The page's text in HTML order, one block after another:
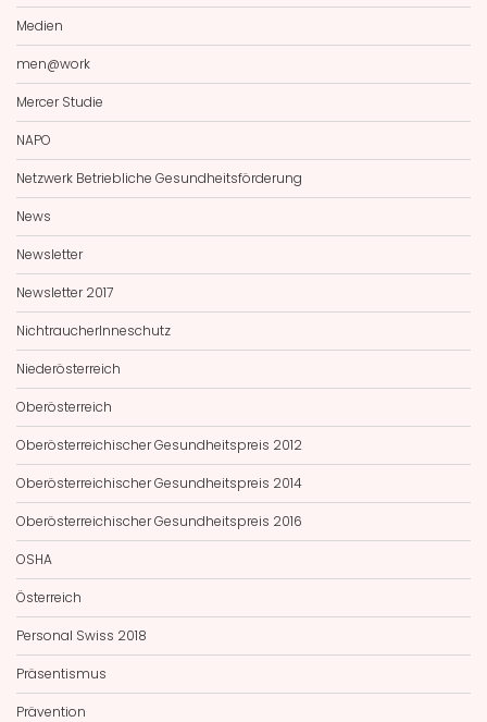
Medien
men@work
Mercer Studie
NAPO
Netzwerk Betriebliche Gesundheitsförderung
News
Newsletter
Newsletter 2017
NichtraucherInneschutz
Niederösterreich
Oberösterreich
Oberösterreichischer Gesundheitspreis 2012
Oberösterreichischer Gesundheitspreis 2014
Oberösterreichischer Gesundheitspreis 2016
OSHA
Österreich
Personal Swiss 2018
Präsentismus
Prävention